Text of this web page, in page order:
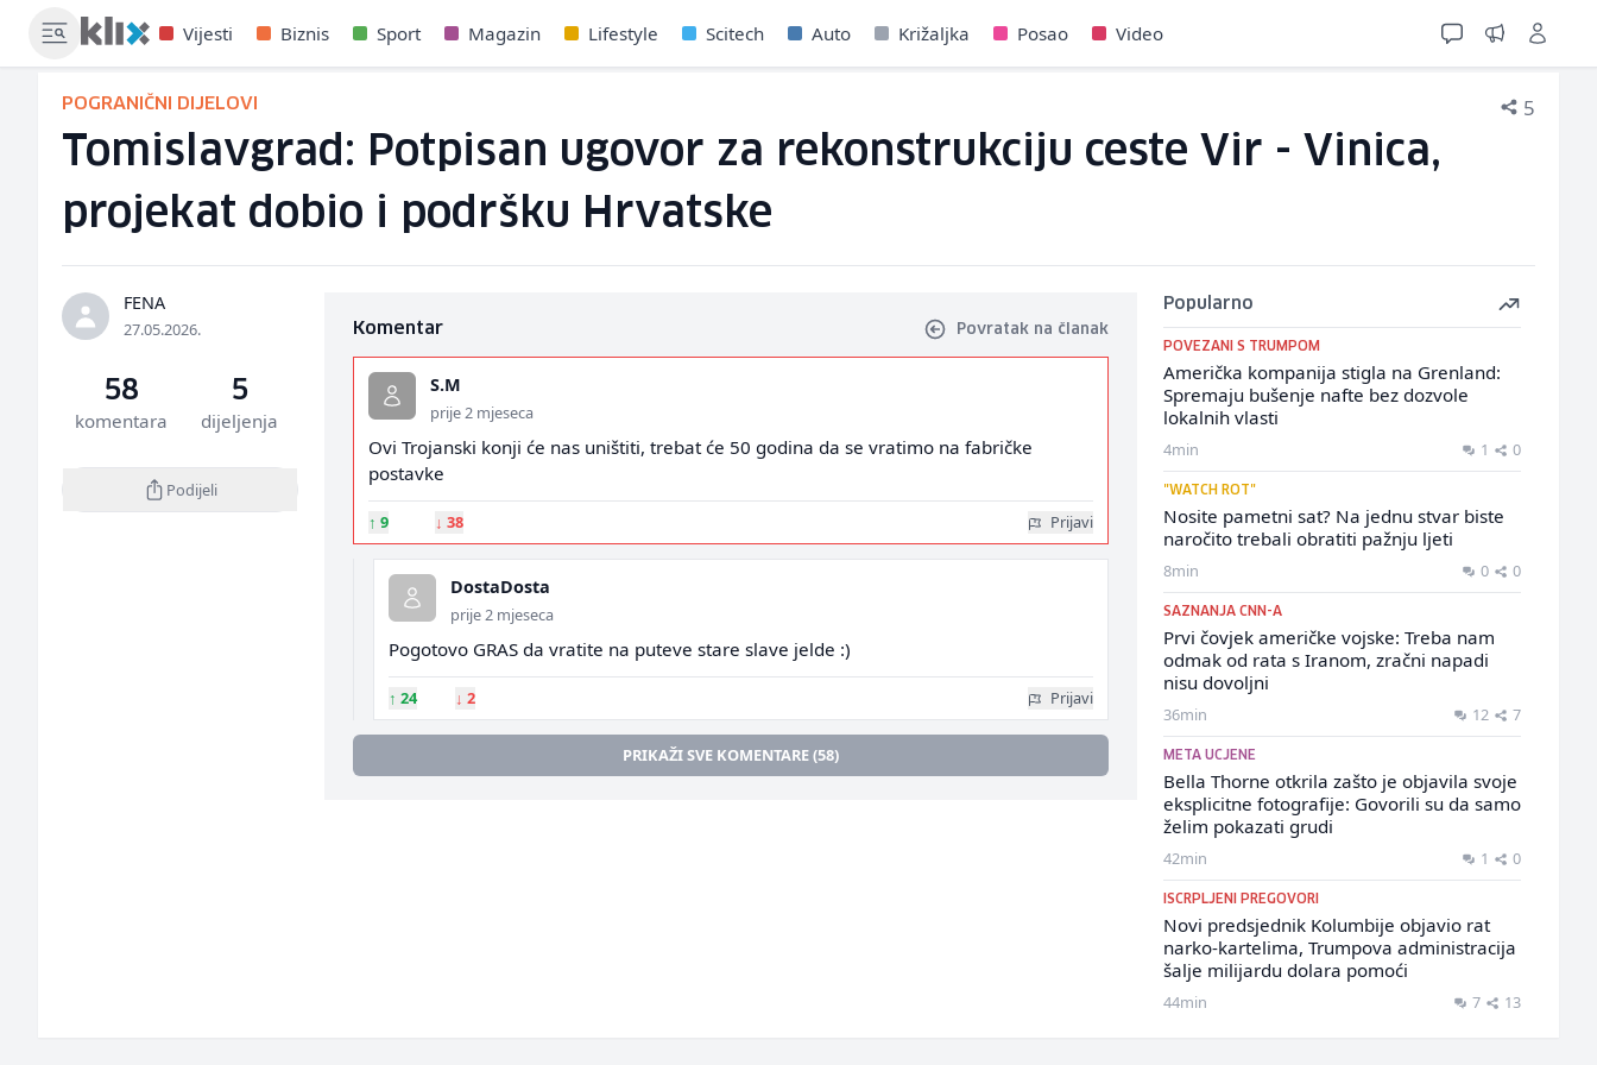
Vijesti Biznis Sport Magazin Lifestyle Scitech Auto Križaljka Posao Video
POGRANIČNI DIJELOVI 5
Tomislavgrad: Potpisan ugovor za rekonstrukciju ceste Vir - Vinica,
projekat dobio i podršku Hrvatske
FENA
27.05.2026.
58
komentara
5
dijeljenja
Podijeli
Komentar Povratak na članak
S.M
prije 2 mjeseca
Ovi Trojanski konji će nas uništiti, trebat će 50 godina da se vratimo na fabričke
postavke
↑ 9 ↓ 38 Prijavi
DostaDosta
prije 2 mjeseca
Pogotovo GRAS da vratite na puteve stare slave jelde :)
↑ 24 ↓ 2 Prijavi
PRIKAŽI SVE KOMENTARE (58)
Popularno
POVEZANI S TRUMPOM
Američka kompanija stigla na Grenland:
Spremaju bušenje nafte bez dozvole
lokalnih vlasti
4min 1 0
"WATCH ROT"
Nosite pametni sat? Na jednu stvar biste
naročito trebali obratiti pažnju ljeti
8min 0 0
SAZNANJA CNN-A
Prvi čovjek američke vojske: Treba nam
odmak od rata s Iranom, zračni napadi
nisu dovoljni
36min 12 7
META UCJENE
Bella Thorne otkrila zašto je objavila svoje
eksplicitne fotografije: Govorili su da samo
želim pokazati grudi
42min 1 0
ISCRPLJENI PREGOVORI
Novi predsjednik Kolumbije objavio rat
narko-kartelima, Trumpova administracija
šalje milijardu dolara pomoći
44min 7 13